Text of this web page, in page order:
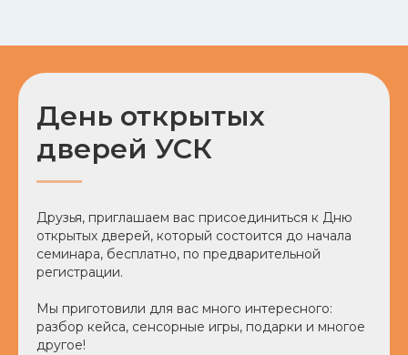
День открытых
дверей УСК
Друзья, приглашаем вас присоединиться к Дню
открытых дверей, который состоится до начала
семинара, бесплатно, по предварительной
регистрации.
Мы приготовили для вас много интересного:
разбор кейса, сенсорные игры, подарки и многое
другое!